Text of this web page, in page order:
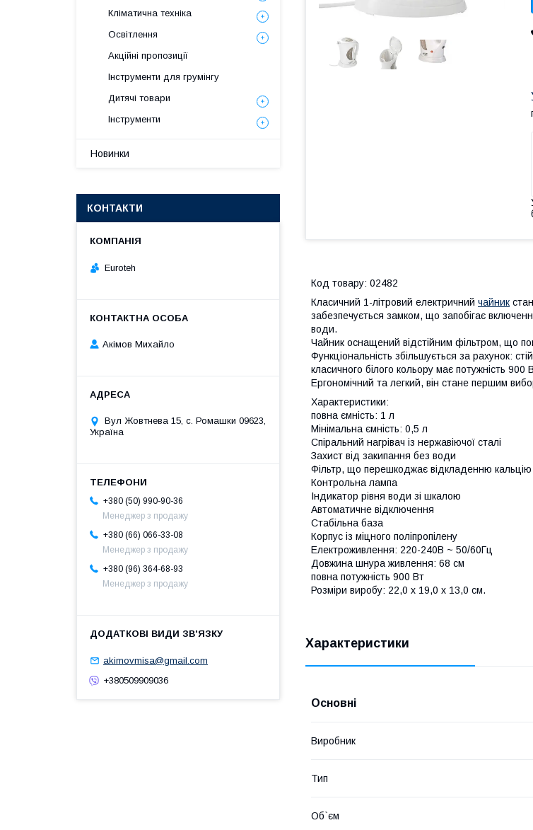
Код товару: 02482
Класичний 1-літровий електричний чайник
забезпечується замком, що запобігає
води.
Чайник оснащений відстійним фільтром, що
Функціональність збільшується за рахунок:
класичного білого кольору має потужність 900
Ергономічний та легкий, він стане першим
Характеристики:
повна ємність: 1 л
Мінімальна ємність: 0,5 л
Спіральний нагрівач із нержавіючої сталі
Захист від закипання без води
Фільтр, що перешкоджає відкладенню кальцію
Контрольна лампа
Індикатор рівня води зі шкалою
Автоматичне відключення
Стабільна база
Корпус із міцного поліпропілену
Електроживлення: 220-240В ~ 50/60Гц
Довжина шнура живлення: 68 см
повна потужність 900 Вт
Розміри виробу: 22,0 х 19,0 х 13,0 см.
Характеристики
Основні
Виробник
Тип
Об`єм
Кліматична техніка
Освітлення
Акційні пропозиції
Інструменти для грумінгу
Дитячі товари
Інструменти
Новинки
КОНТАКТИ
Euroteh
Акімов Михайло
Вул Жовтнева 15, с. Ромашки 09623,
Україна
+380 (50) 990-90-36
Менеджер з продажу
+380 (66) 066-33-08
Менеджер з продажу
+380 (96) 364-68-93
Менеджер з продажу
akimovmisa@gmail.com
+380509909036